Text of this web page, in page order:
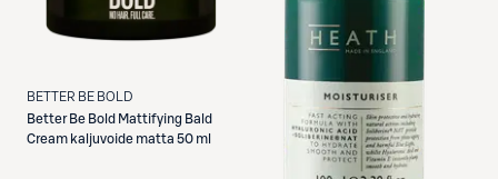
BETTER BE BOLD
Better Be Bold Mattifying Bald
Cream kaljuvoide matta 50 ml